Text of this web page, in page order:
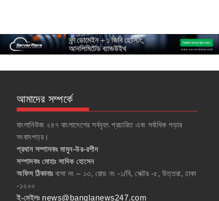
আমাদের সম্পর্কে
বাংলানিউজ ২৪৭ বাংলাদেশের সর্ববৃহৎ প্রচারিত এবং সর্বাধিক পড়ার
সংবাদপত্র।
প্রধান সম্পাদকঃমামুন-উর-রশীদ
সম্পাদকঃ মোহাঃ সাদিক হোসেন
অফিস ঠিকানাঃবাসা নং – ১৩, রোড নং -১/বি, সেক্টর -৫, উত্তরা, ঢাকা
-১২০০
ই-মেইলঃ news@banglanews247.com